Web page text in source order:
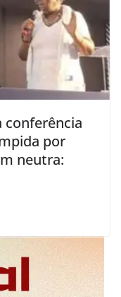
conferência
por
neutra: